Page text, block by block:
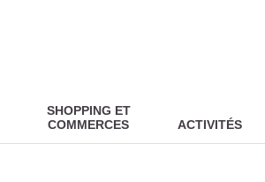
SHOPPING ET
COMMERCES
ACTIVITÉS